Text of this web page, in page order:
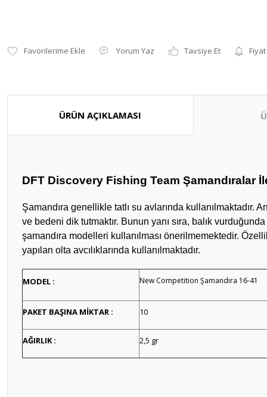
Yorum Yaz Tavsiye Et
ÜRÜN AÇIKLAMASI
DFT Discovery Fishing Team Şamandıralar
Şamandıra genellikle tatlı su avlarında kullanılmaktadır.
ve bedeni dik tutmaktır. Bunun yanı sıra, balık
şamandıra modelleri kullanılması önerilmemektedir.
yapılan olta avcılıklarında kullanılmaktadır.
MODEL : New Competition Şamandıra 16-41
PAKET BAŞINA MİKTAR : 10
AĞIRLIK : 2,5 gr